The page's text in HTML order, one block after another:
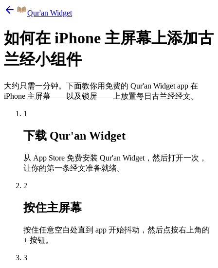
Qur'an Widget
如何在 iPhone 主屏幕上添加古
兰经小组件
大约只需一分钟。下面教你用免费的 Qur'an Widget app 在
iPhone 主屏幕——以及锁屏——上放置每日古兰经经文。
1
下载 Qur'an Widget
从 App Store 免费安装 Qur'an Widget，然后打开一次，
让你的第一条经文准备就绪。
2
按住主屏幕
按住任意空白处直到 app 开始抖动，然后点按右上角的
+ 按钮。
3